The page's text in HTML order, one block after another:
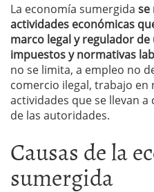
La economía sumergida se
actividades económicas
marco legal y regulador
impuestos y normativas
no se limita, a empleo no
comercio ilegal, trabajo en
actividades que se llevan
de las autoridades.
Causas de la
sumergida